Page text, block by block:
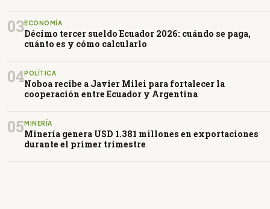
03ECONOMÍA
Décimo tercer sueldo Ecuador 2026: cuándo se paga,
cuánto es y cómo calcularlo
04POLÍTICA
Noboa recibe a Javier Milei para fortalecer la
cooperación entre Ecuador y Argentina
05MINERÍA
Minería genera USD 1.381 millones en exportaciones
durante el primer trimestre